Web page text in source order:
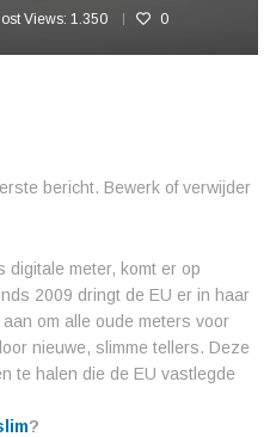
Views: 1.350 0
bericht. Bewerk of verwijder
digitale meter, komt er op
2009 dringt de EU er in haar
om alle oude meters voor
nieuwe, slimme tellers. Deze
te halen die de EU vastlegde
?